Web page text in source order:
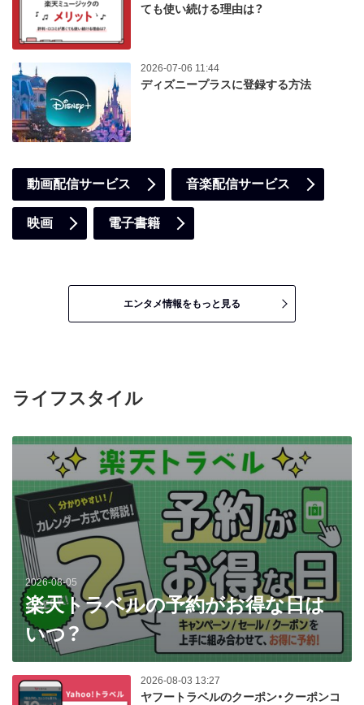
ても使い続ける理由は？
2026-07-06 11:44
ディズニープラスに登録する方法
動画配信サービス 音楽配信サービス
映画 電子書籍
エンタメ情報をもっと見る
ライフスタイル
2026-08-05
楽天トラベルの予約がお得な日は
いつ？
2026-08-03 13:27
ヤフートラベルのクーポン・クーポンコ